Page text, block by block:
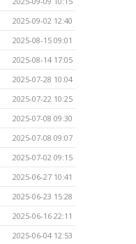
2025-09-02 12:40
2025-08-15 09:01
2025-08-14 17:05
2025-07-28 10:04
2025-07-22 10:25
2025-07-08 09:30
2025-07-08 09:07
2025-07-02 09:15
2025-06-27 10:41
2025-06-23 15:28
2025-06-16 22:11
2025-06-04 12:53